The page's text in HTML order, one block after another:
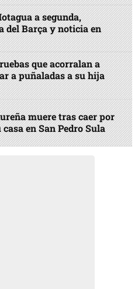
a segunda,
del Barça y noticia en
que acorralan a
a puñaladas a su hija
muere tras caer por
en San Pedro Sula